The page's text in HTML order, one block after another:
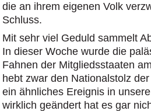
die an ihrem eigenen Volk
Schluss.
Mit sehr viel Geduld sammelt
In dieser Woche wurde die
Fahnen der Mitgliedsstaaten
hebt zwar den Nationalstolz
ein ähnliches Ereignis in
wirklich geändert hat es gar